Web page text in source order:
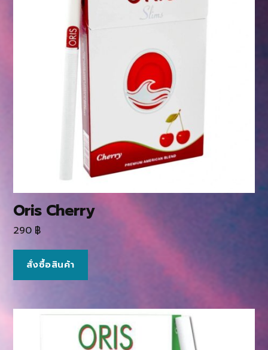
Oris Cherry
290 ฿
สั่งซื้อสินค้า